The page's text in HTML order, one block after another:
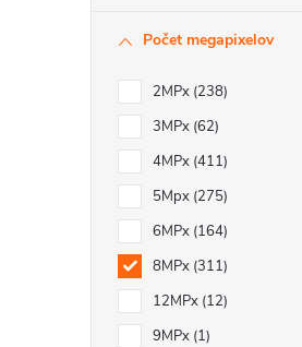
Počet megapixelov
2MPx 238
3MPx 62
4MPx 411
5Mpx 275
6MPx 164
8MPx 311
12MPx 12
9MPx 1